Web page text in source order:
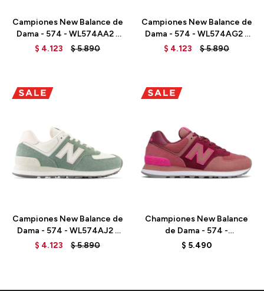
Campiones New Balance de
Dama - 574 - WL574AA2 -
ANGORA
$ 4.123 $5.890
Campiones New Balance de
Dama - 574 - WL574AG2 -
GRANITE
$ 4.123 $5.890
Campiones New Balance de
Dama - 574 - WL574AJ2 -
DARK JUNIPER
$ 4.123 $5.890
Championes New Balance
de Dama - 574 -
WL574WH2 - BURGUNDY
$ 5.490